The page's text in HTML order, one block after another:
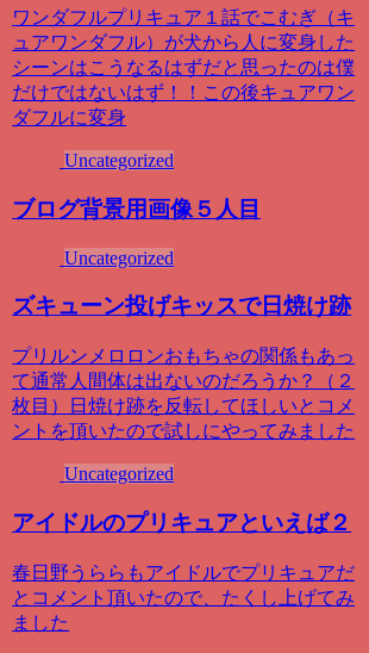
ワンダフルプリキュア１話でこむぎ（キ
ュアワンダフル）が犬から人に変身した
シーンはこうなるはずだと思ったのは僕
だけではないはず！！この後キュアワン
ダフルに変身
Uncategorized
ブログ背景用画像５人目
Uncategorized
ズキューン投げキッスで日焼け跡
プリルンメロロンおもちゃの関係もあっ
て通常人間体は出ないのだろうか？（２
枚目）日焼け跡を反転してほしいとコメ
ントを頂いたので試しにやってみました
Uncategorized
アイドルのプリキュアといえば２
春日野うららもアイドルでプリキュアだ
とコメント頂いたので、たくし上げてみ
ました